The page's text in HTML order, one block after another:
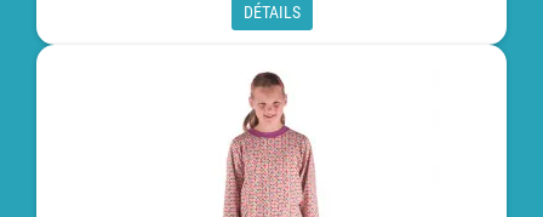
DÉTAILS